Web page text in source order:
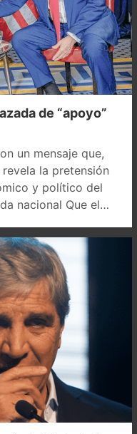
de “apoyo”
un mensaje que,
la pretensión
y político del
nacional Que el…